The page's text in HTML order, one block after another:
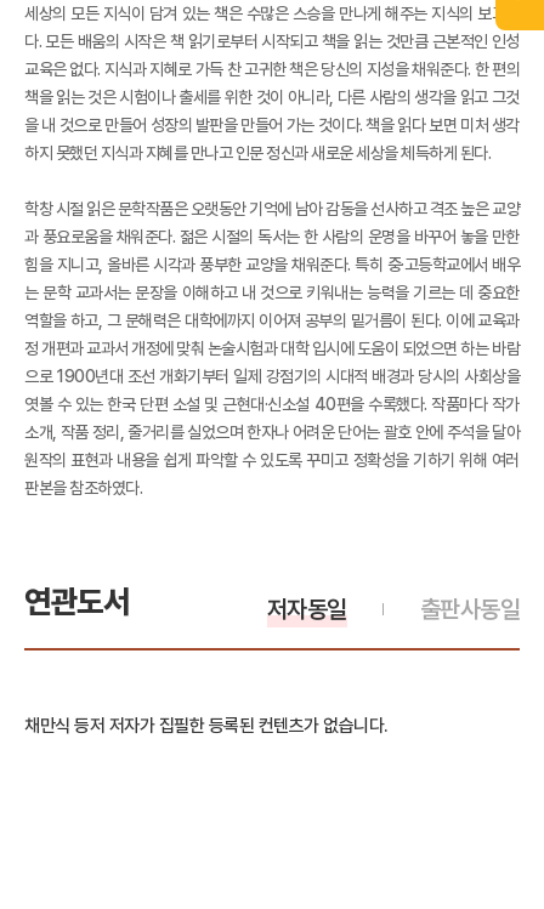
세상의 모든 지식이 담겨 있는 책은 수많은 스승을 만나게 해주는 지식의 보고이
다. 모든 배움의 시작은 책 읽기로부터 시작되고 책을 읽는 것만큼 근본적인 인성
교육은 없다. 지식과 지혜로 가득 찬 고귀한 책은 당신의 지성을 채워준다. 한 편의
책을 읽는 것은 시험이나 출세를 위한 것이 아니라, 다른 사람의 생각을 읽고 그것
을 내 것으로 만들어 성장의 발판을 만들어 가는 것이다. 책을 읽다 보면 미처 생각
하지 못했던 지식과 지혜를 만나고 인문 정신과 새로운 세상을 체득하게 된다.
학창 시절 읽은 문학작품은 오랫동안 기억에 남아 감동을 선사하고 격조 높은 교양
과 풍요로움을 채워준다. 젊은 시절의 독서는 한 사람의 운명을 바꾸어 놓을 만한
힘을 지니고, 올바른 시각과 풍부한 교양을 채워준다. 특히 중·고등학교에서 배우
는 문학 교과서는 문장을 이해하고 내 것으로 키워내는 능력을 기르는 데 중요한
역할을 하고, 그 문해력은 대학에까지 이어져 공부의 밑거름이 된다. 이에 교육과
정 개편과 교과서 개정에 맞춰 논술시험과 대학 입시에 도움이 되었으면 하는 바람
으로 1900년대 조선 개화기부터 일제 강점기의 시대적 배경과 당시의 사회상을
엿볼 수 있는 한국 단편 소설 및 근현대·신소설 40편을 수록했다. 작품마다 작가
소개, 작품 정리, 줄거리를 실었으며 한자나 어려운 단어는 괄호 안에 주석을 달아
원작의 표현과 내용을 쉽게 파악할 수 있도록 꾸미고 정확성을 기하기 위해 여러
판본을 참조하였다.
연관도서 출판사동일
저자동일
채만식 등저 저자가 집필한 등록된 컨텐츠가 없습니다.